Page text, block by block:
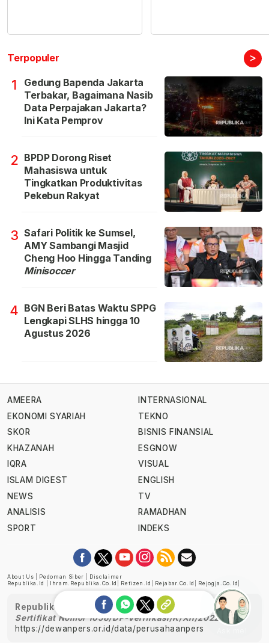
Terpopuler >
1
Gedung Bapenda Jakarta
Terbakar, Bagaimana Nasib
Data Perpajakan Jakarta?
Ini Kata Pemprov
2 BPDP Dorong Riset
Mahasiswa untuk
Tingkatkan Produktivitas
Pekebun Rakyat
3 Safari Politik ke Sumsel,
AMY Sambangi Masjid
Cheng Hoo Hingga Tanding
Minisoccer
4 BGN Beri Batas Waktu SPPG
Lengkapi SLHS hingga 10
Agustus 2026
AMEERA
EKONOMI SYARIAH
SKOR
KHAZANAH
IQRA
ISLAM DIGEST
NEWS
ANALISIS
SPORT
INTERNASIONAL
TEKNO
BISNIS FINANSIAL
ESGNOW
VISUAL
ENGLISH
TV
RAMADHAN
INDEKS
About Us Pedoman Siber
Disclaimer
Republika.id
Ihram.republika.co.id Retizen.id Rejabar.co.id Rejogja.co.id
Republika telah diverifikasi oleh Dewan Pers
Sertifikat Nomor 1058/DP-Verifikasi/K/XII/2022
https://dewanpers.or.id/data/perusahaanpers